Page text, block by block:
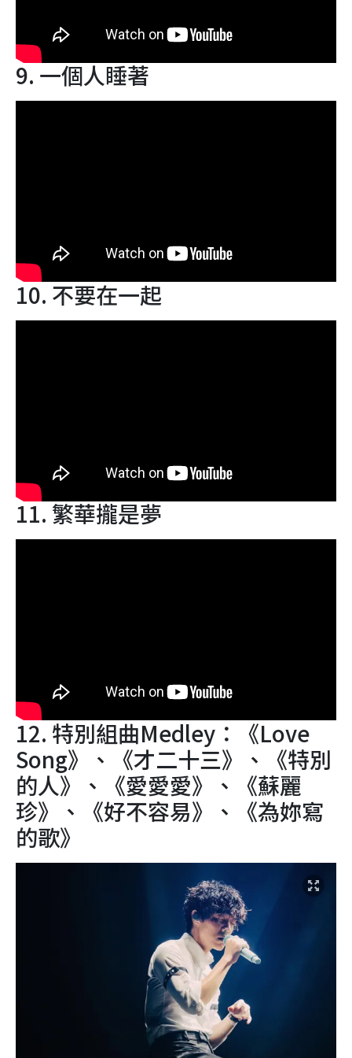
9. 一個人睡著
10. 不要在一起
11. 繁華攏是夢
12. 特別組曲Medley：《Love
Song》、《才二十三》、《特別
的人》、《愛愛愛》、《蘇麗
珍》、《好不容易》、《為妳寫
的歌》